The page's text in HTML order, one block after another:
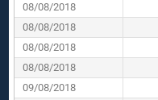
08/08/2018
08/08/2018
08/08/2018
08/08/2018
09/08/2018